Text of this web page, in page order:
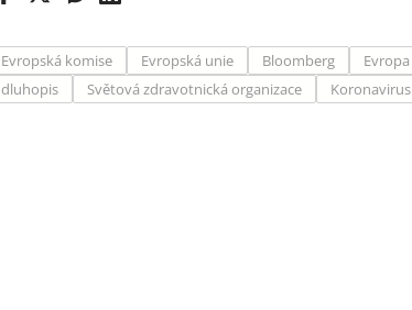
Evropská komise Evropská unie Bloomberg Evropa
dluhopis
Světová zdravotnická organizace Koronavirus